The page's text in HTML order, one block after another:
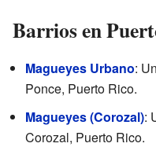
Barrios en
Magueyes Urbano:
Ponce, Puerto Rico.
Magueyes (Corozal):
Corozal, Puerto Rico.